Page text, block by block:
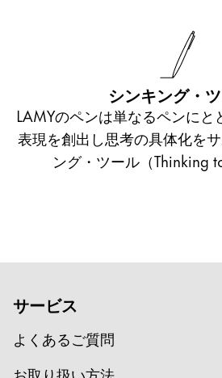
シンキング・
LAMYのペンは単なるペンに
表現を創出し思考の具体化を
ング・ツール（Thinking
サービス
よくあるご質問
お取り扱い方法